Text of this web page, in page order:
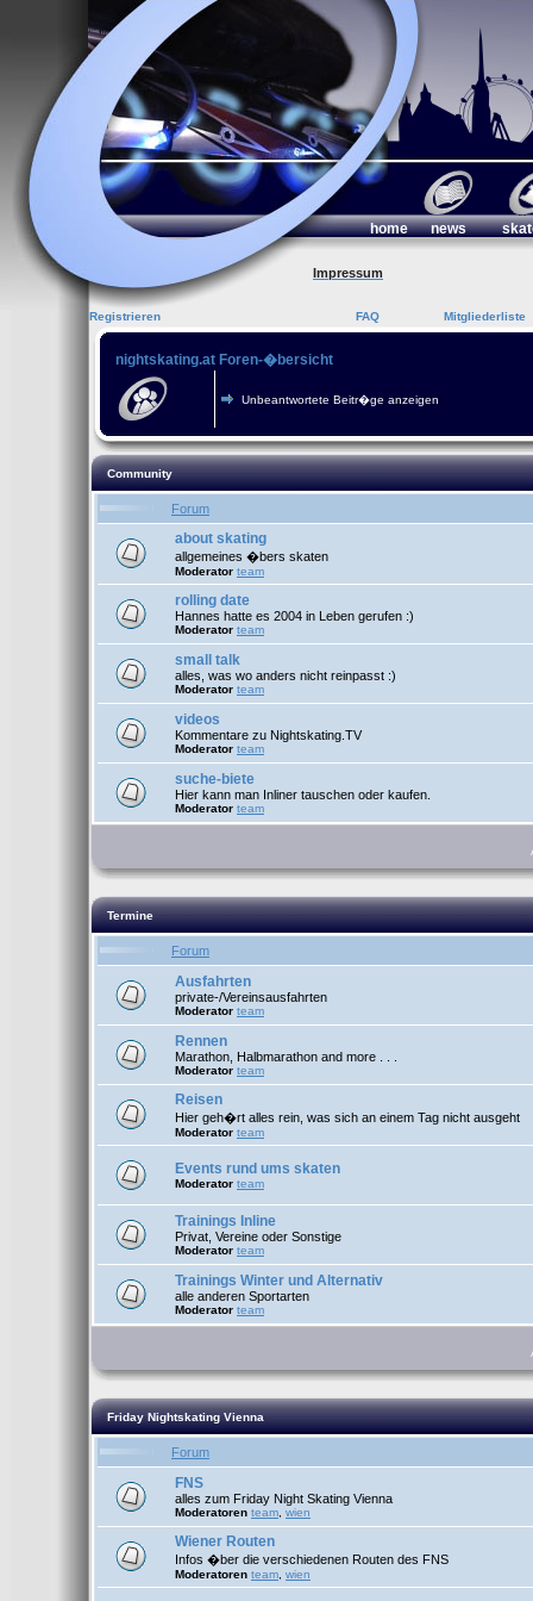
home news
Impressum
Registrieren FAQ Mitgliederliste
nightskating.at Foren-�bersicht
Unbeantwortete Beitr�ge anzeigen
Community
Forum
about skating
allgemeines �bers skaten
Moderator team
rolling date
Hannes hatte es 2004 in Leben gerufen :)
Moderator team
small talk
alles, was wo anders nicht reinpasst :)
Moderator team
videos
Kommentare zu Nightskating.TV
Moderator team
suche-biete
Hier kann man Inliner tauschen oder kaufen.
Moderator team
Termine
Forum
Ausfahrten
private-/Vereinsausfahrten
Moderator team
Rennen
Marathon, Halbmarathon and more . . .
Moderator team
Reisen
Hier geh�rt alles rein, was sich an einem Tag nicht ausgeht
Moderator team
Events rund ums skaten
Moderator team
Trainings Inline
Privat, Vereine oder Sonstige
Moderator team
Trainings Winter und Alternativ
alle anderen Sportarten
Moderator team
Friday Nightskating Vienna
Forum
FNS
alles zum Friday Night Skating Vienna
Moderatoren team wien
Wiener Routen
Infos �ber die verschiedenen Routen des FNS
Moderatoren team wien